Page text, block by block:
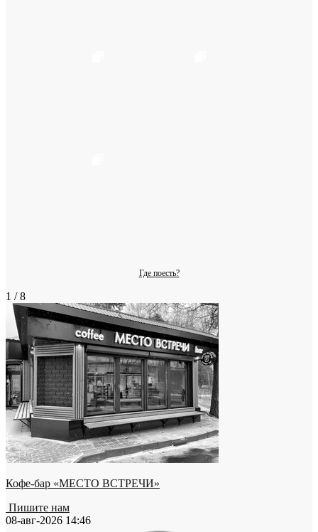
Где поесть?
1 / 8
Кофе-бар «МЕСТО ВСТРЕЧИ»
Пишите нам
08-авг-2026 14:46